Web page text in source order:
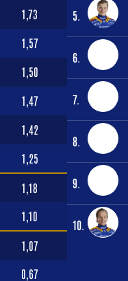
1,73
1,57
1,50
1,47
1,42
1,25
1,18
1,10
1,07
0,67
5.
6.
7.
8.
9.
10.